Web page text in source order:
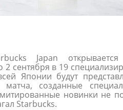
Japan
сентября в 19
Японии будут
матча, созданные
новинки не
Starbucks.